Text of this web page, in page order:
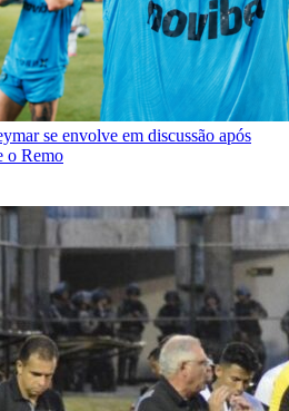
se envolve em discussão após
o Remo